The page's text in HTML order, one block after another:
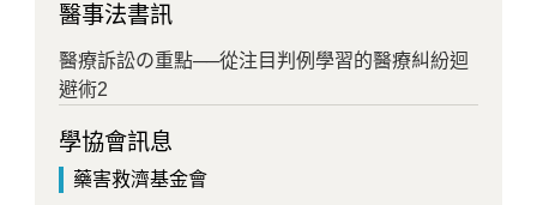
醫事法書訊
醫療訴訟の重點──從注目判例學習的醫療糾紛迴
避術2
學協會訊息
藥害救濟基金會